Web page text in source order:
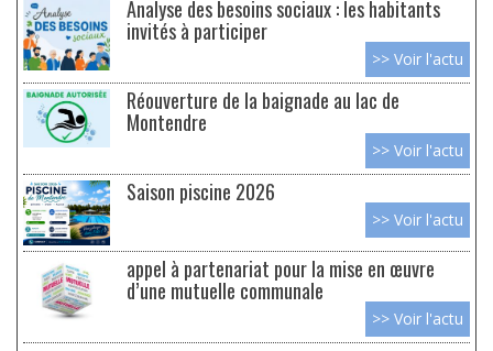
Analyse des besoins sociaux : les habitants
invités à participer
>> Voir l'actu
Réouverture de la baignade au lac de
Montendre
>> Voir l'actu
Saison piscine 2026
>> Voir l'actu
appel à partenariat pour la mise en œuvre
d’une mutuelle communale
>> Voir l'actu